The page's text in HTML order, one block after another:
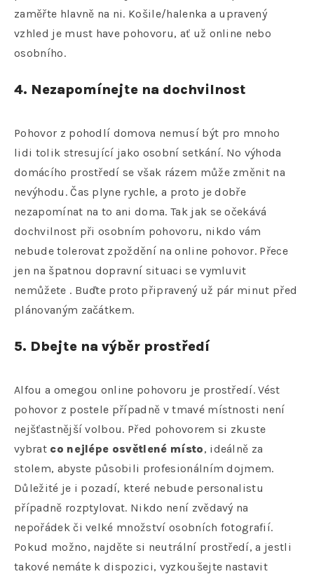
zaměřte hlavně na ni. Košile/halenka a upravený
vzhled je must have pohovoru, ať už online nebo
osobního.
4. Nezapomínejte na dochvilnost
Pohovor z pohodlí domova nemusí být pro mnoho
lidi tolik stresující jako osobní setkání. No výhoda
domácího prostředí se však rázem může změnit na
nevýhodu. Čas plyne rychle, a proto je dobře
nezapomínat na to ani doma. Tak jak se očekává
dochvilnost při osobním pohovoru, nikdo vám
nebude tolerovat zpoždění na online pohovor. Přece
jen na špatnou dopravní situaci se vymluvit
nemůžete . Buďte proto připravený už pár minut před
plánovaným začátkem.
5. Dbejte na výběr prostředí
Alfou a omegou online pohovoru je prostředí. Vést
pohovor z postele případně v tmavé místnosti není
nejšťastnější volbou. Před pohovorem si zkuste
vybrat co nejlépe osvětlené místo, ideálně za
stolem, abyste působili profesionálním dojmem.
Důležité je i pozadí, které nebude personalistu
případně rozptylovat. Nikdo není zvědavý na
nepořádek či velké množství osobních fotografií.
Pokud možno, najděte si neutrální prostředí, a jestli
takové nemáte k dispozici, vyzkoušejte nastavit